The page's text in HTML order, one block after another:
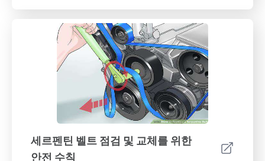
을 요청해야 하는 시점모든 누수가 집에서 관리
될 수 있는 것은 아니므로, 심각한 엔진 손상이나
비용이 많이 드는 수리를 피하기 위해 전문 정비
공에게 상담할 시기를 아는 것이 중요합니다. 간
단한 수리가 필요한 사소한 문제든, 좀 더 복잡한
수리든 간에 전문가의 조언은 엔진의 수명을 보
장합니다. 차량 유지 관리를 통해 엔진 성능을 향
상시키고 오일 누수를 방지하십시오. 더 자세한
팁과 전문가의 조언은 웹사이트를 방문하세요.
터보차저란 무엇인가? 터보차저는 내연기 엔진
에 공기를 압축하는 터빈 주도 장치로, 성능과 연
료 효율성을 극대화합니다. 터보차저의 핵심 구
성 요소인 터빈 및 압축기를 이해하고,它们는 성
능을 향상시키기 위해 동시 작동하여 마력을 향
상시키며 방출을 줄입니다. 터보차저의 이점 터
보차저는 엔진이 제공하는 훨씬 더 많은 장점을
제공하며, 동력 출력, 연료 효율성 향상 및 토크
전달 향상과 같은 장점을 제공합니다. 이러한 이
점의 중요성을 알아보세요. 터보차저가 자동차
산업에 점진적으로 보급되는 이유를 파악하세요.
세르펜틴 벨트 점검 및 교체를 위한
안전 수칙